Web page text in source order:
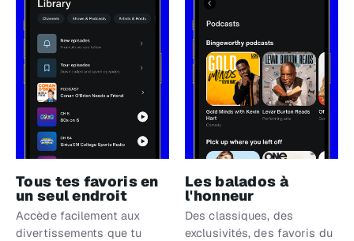
Tous tes favoris en
un seul endroit
Accède facilement aux
divertissements que tu
Les balados à
l'honneur
Des classiques, des
exclusivités, des favoris du